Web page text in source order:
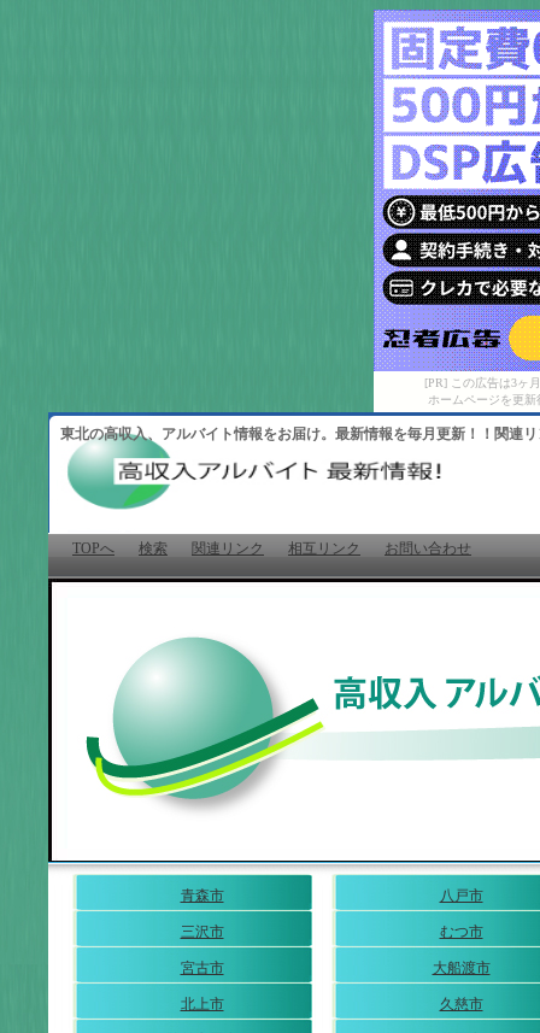
[PR] この広告は3ヶ
ホームページを更
東北の高収入、アルバイト情報をお届け。最新情報を毎月更新！！関連
TOPへ 検索 関連リンク 相互リンク お問い合わせ
青森市 八戸市
三沢市 むつ市
宮古市 大船渡市
北上市 久慈市